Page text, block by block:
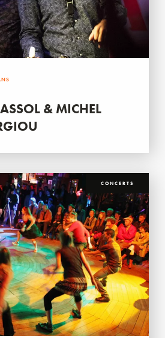
& MICHEL
CONCERTS